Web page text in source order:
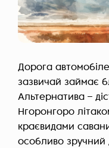
Дорога
зазвичай займає
Альтернатива –
Нгоронгоро
краєвидами
особливо зручний